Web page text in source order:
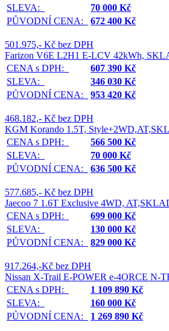
SLEVA:
70 000 Kč
PŮVODNÍ CENA:
672 400 Kč
501.975,- Kč bez DPH
Farizon V6E L2H1 E-LCV 42kWh,
CENA s DPH:
607 390 Kč
SLEVA:
346 030 Kč
PŮVODNÍ CENA:
953 420 Kč
468.182,- Kč bez DPH
KGM Korando 1.5T,
CENA s DPH:
566 500 Kč
SLEVA:
70 000 Kč
PŮVODNÍ CENA:
636 500 Kč
577.685,- Kč bez DPH
Jaecoo 7 1.6T Exclusive 4WD,
CENA s DPH:
699 000 Kč
SLEVA:
130 000 Kč
PŮVODNÍ CENA:
829 000 Kč
917.264,-Kč bez DPH
Nissan X-Trail E-POWER e-4ORCE N-
CENA s DPH:
1 109 890 Kč
SLEVA:
160 000 Kč
PŮVODNÍ CENA:
1 269 890 Kč